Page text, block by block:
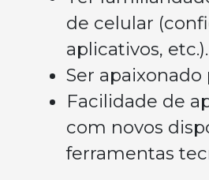
de celular
aplicativos, etc.).
Ser
Facilidade de
com novos
ferramentas